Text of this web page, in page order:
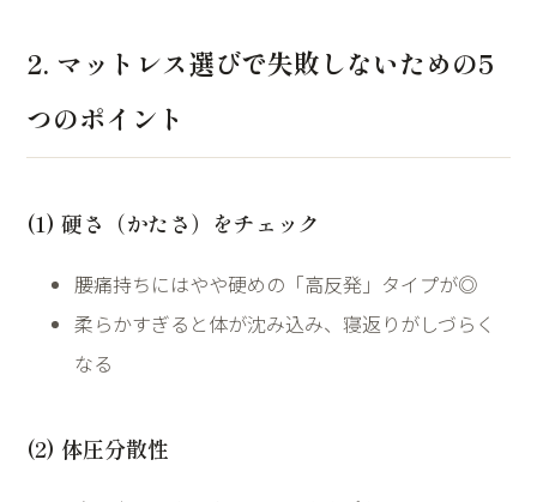
2. マットレス選びで失敗しないための5
つのポイント
(1) 硬さ（かたさ）をチェック
腰痛持ちにはやや硬めの「高反発」タイプが◎
柔らかすぎると体が沈み込み、寝返りがしづらく
なる
(2) 体圧分散性